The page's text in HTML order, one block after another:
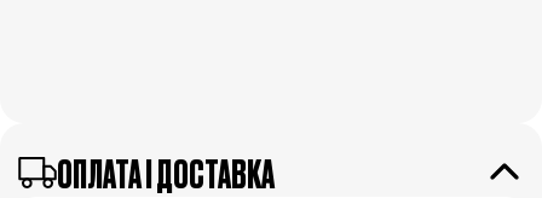
OПЛАТА І ДОСТАВКА